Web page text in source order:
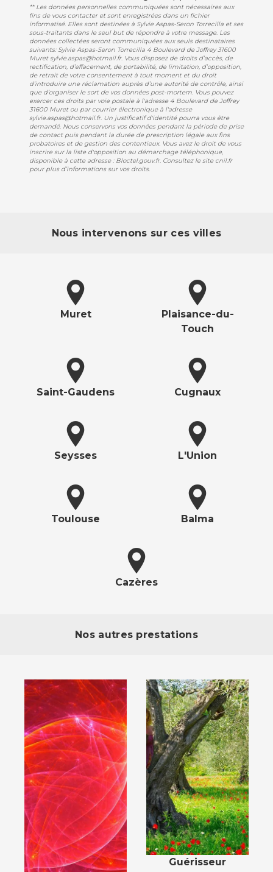
** Les données personnelles communiquées sont nécessaires aux
fins de vous contacter et sont enregistrées dans un fichier
informatisé. Elles sont destinées à Sylvie Aspas-Seron Torrecilla et ses
sous-traitants dans le seul but de répondre à votre message. Les
données collectées seront communiquées aux seuls destinataires
suivants: Sylvie Aspas-Seron Torrecilla 4 Boulevard de Joffrey 31600
Muret sylvie.aspas@hotmail.fr. Vous disposez de droits d’accès, de
rectification, d’effacement, de portabilité, de limitation, d’opposition,
de retrait de votre consentement à tout moment et du droit
d’introduire une réclamation auprès d’une autorité de contrôle, ainsi
que d’organiser le sort de vos données post-mortem. Vous pouvez
exercer ces droits par voie postale à l'adresse 4 Boulevard de Joffrey
31600 Muret ou par courrier électronique à l'adresse
sylvie.aspas@hotmail.fr. Un justificatif d'identité pourra vous être
demandé. Nous conservons vos données pendant la période de prise
de contact puis pendant la durée de prescription légale aux fins
probatoires et de gestion des contentieux. Vous avez le droit de vous
inscrire sur la liste d'opposition au démarchage téléphonique,
disponible à cette adresse : Bloctel.gouv.fr. Consultez le site cnil.fr
pour plus d’informations sur vos droits.
Nous intervenons sur ces villes
Muret
Plaisance-du-
Touch
Saint-Gaudens Cugnaux
Seysses L'Union
Toulouse Balma
Cazères
Nos autres prestations
Guérisseur